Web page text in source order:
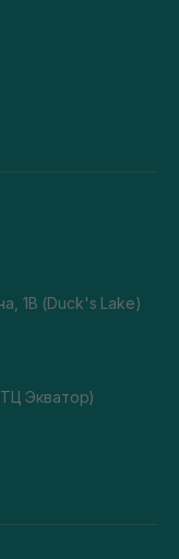
1В (Duck's Lake)
Экватор)